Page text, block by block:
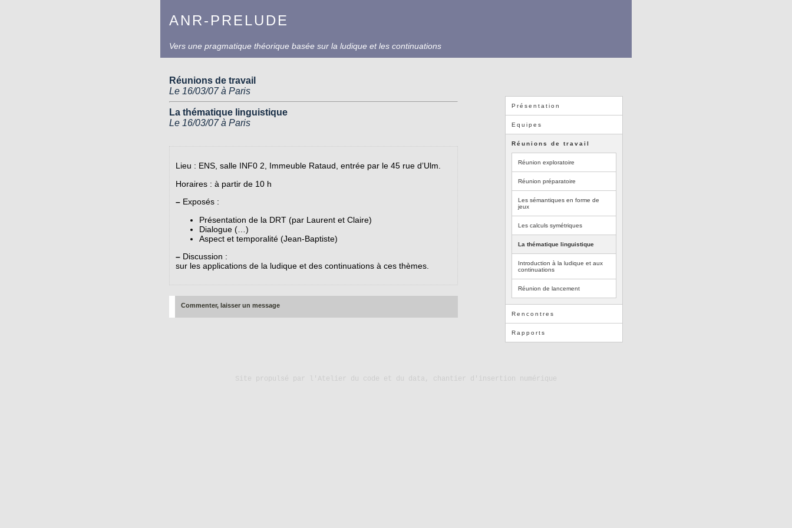
ANR-PRELUDE
Vers une pragmatique théorique basée sur la ludique et les continuations
Présentation
Equipes
Réunions de travail
Réunion exploratoire
Réunion préparatoire
Les sémantiques en forme de
jeux
Les calculs symétriques
La thématique linguistique
Introduction à la ludique et aux
continuations
Réunion de lancement
Rencontres
Rapports
Réunions de travail
Le 16/03/07 à Paris
La thématique linguistique
Le 16/03/07 à Paris
Lieu : ENS, salle INF0 2, Immeuble Rataud, entrée par le 45 rue d’Ulm.
Horaires : à partir de 10 h
– Exposés :
Présentation de la DRT (par Laurent et Claire)
Dialogue (…)
Aspect et temporalité (Jean-Baptiste)
– Discussion :
sur les applications de la ludique et des continuations à ces thèmes.
Commenter, laisser un message
Site propulsé par l'Atelier du code et du data, chantier d'insertion numérique